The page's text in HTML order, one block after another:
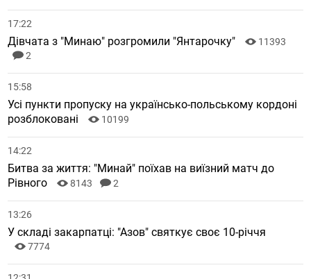
17:22
Дівчата з "Минаю" розгромили "Янтарочку"
11393
2
15:58
Усі пункти пропуску на українсько-польському кордоні
розблоковані
10199
14:22
Битва за життя: "Минай" поїхав на виїзний матч до
Рівного
8143 2
13:26
У складі закарпатці: "Азов" святкує своє 10-річчя
7774